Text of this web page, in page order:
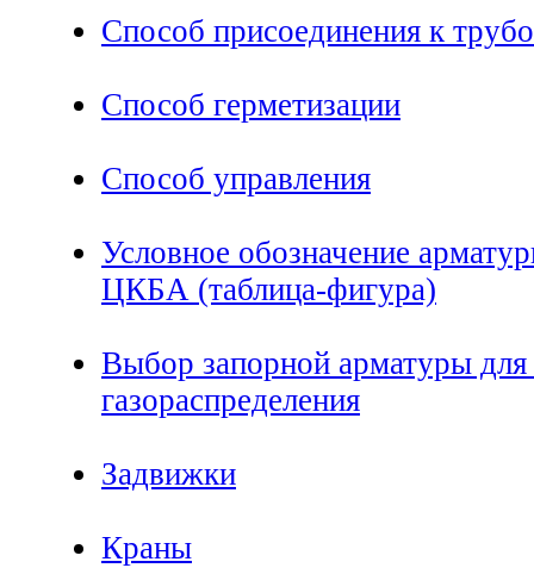
Способ присоединения к
Способ герметизации
Способ управления
Условное обозначение
ЦКБА (таблица-фигура)
Выбор запорной арматуры для
газораспределения
Задвижки
Краны